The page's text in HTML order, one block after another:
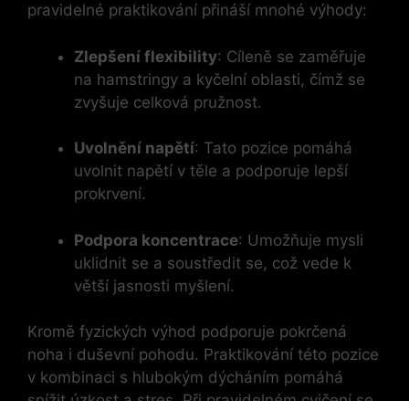
pravidelné praktikování přináší mnohé výhody:
Zlepšení flexibility: Cíleně se zaměřuje
na hamstringy a kyčelní oblasti, čímž se
zvyšuje celková pružnost.
Uvolnění napětí: Tato pozice pomáhá
uvolnit napětí v těle a podporuje lepší
prokrvení.
Podpora koncentrace: Umožňuje mysli
uklidnit se a soustředit se, což vede k
větší jasnosti myšlení.
Kromě fyzických výhod podporuje pokrčená
noha i duševní pohodu. Praktikování této pozice
v kombinaci s hlubokým dýcháním pomáhá